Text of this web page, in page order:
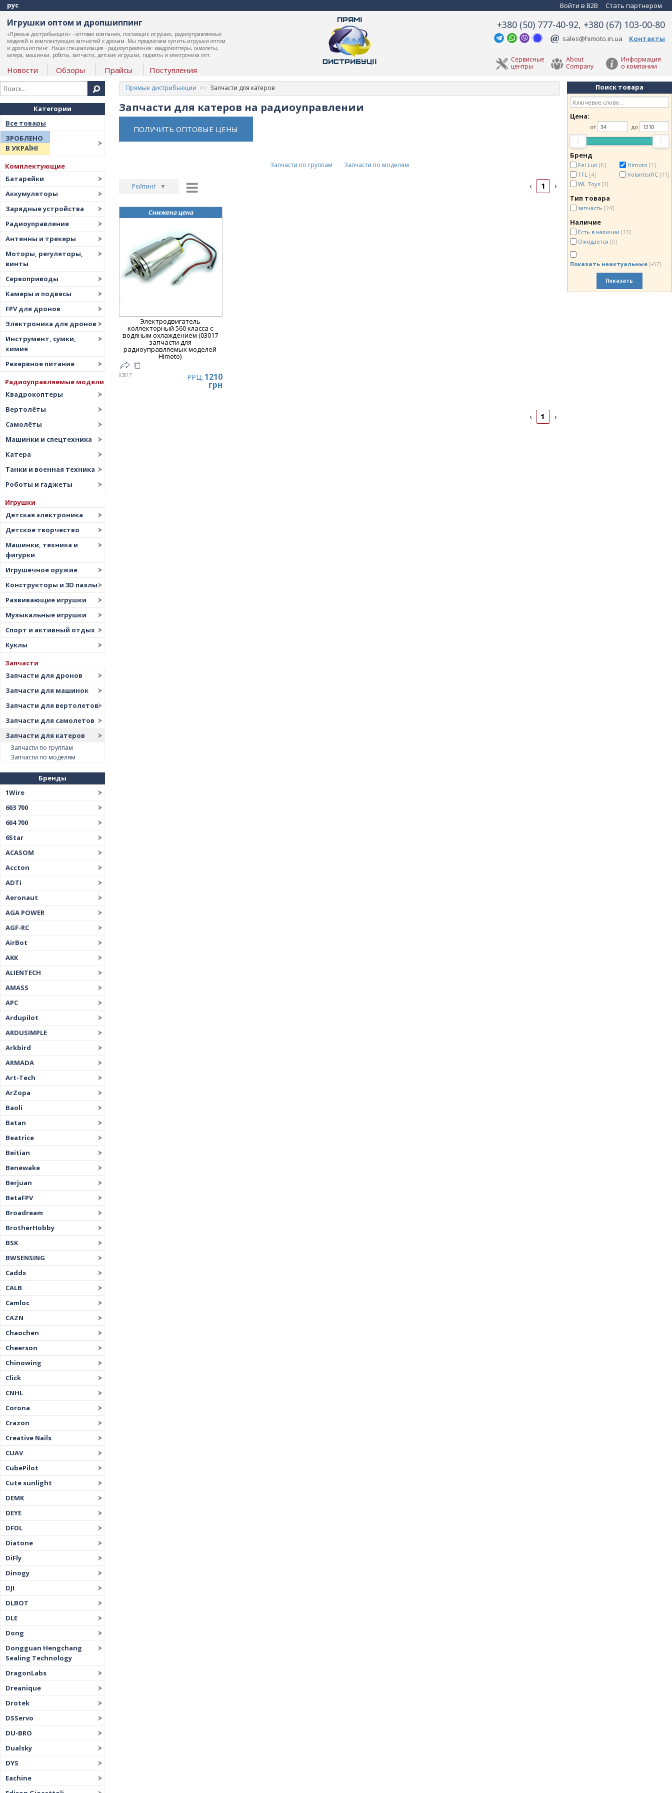
рус Войти в B2B Стать партнером
Игрушки оптом и дропшиппинг
«Прямые дистрибьюции» - оптовая компания, поставщик игрушек, радиоуправляемых
моделей и комплектующих запчастей к дронам. Мы предлагаем купить игрушки оптом
и дропшиппинг. Наша специализация - радиоуправление: квадрокоптеры, самолеты,
катера, машинки, роботы, запчасти, детские игрушки, гаджеты и электроника опт.
Новости Обзоры Прайсы Поступления
+380 (50) 777-40-92, +380 (67) 103-00-80
sales@himoto.in.ua Контакты
Информация
о компании
About
Company
Сервисные
центры
Категории
Все товары
ЗРОБЛЕНО
В УКРАЇНІ
Комплектующие
Батарейки
Аккумуляторы
Зарядные устройства
Радиоуправление
Антенны и трекеры
Моторы, регуляторы,
винты
Сервоприводы
Камеры и подвесы
FPV для дронов
Электроника для дронов
Инструмент, сумки,
химия
Резервное питание
Радиоуправляемые модели
Квадрокоптеры
Вертолёты
Самолёты
Машинки и спецтехника
Катера
Танки и военная техника
Роботы и гаджеты
Игрушки
Детская электроника
Детское творчество
Машинки, техника и
фигурки
Игрушечное оружие
Конструкторы и 3D пазлы
Развивающие игрушки
Музыкальные игрушки
Спорт и активный отдых
Куклы
Запчасти
Запчасти для дронов
Запчасти для машинок
Запчасти для вертолетов
Запчасти для самолетов
Запчасти для катеров
Запчасти по группам
Запчасти по моделям
Бренды
1Wire
603 700
604 700
6Star
ACASOM
Accton
ADTi
Aeronaut
AGA POWER
AGF-RC
AirBot
AKK
ALIENTECH
AMASS
APC
Ardupilot
ARDUSIMPLE
Arkbird
ARMADA
Art-Tech
ArZopa
Baoli
Batan
Beatrice
Beitian
Benewake
Berjuan
BetaFPV
Broadream
BrotherHobby
BSK
BWSENSING
Caddx
CALB
Camloc
CAZN
Chaochen
Cheerson
Chinowing
Click
CNHL
Corona
Crazon
Creative Nails
CUAV
CubePilot
Cute sunlight
DEMK
DEYE
DFDL
Diatone
DiFly
Dinogy
DJI
DLBOT
DLE
Dong
Dongguan Hengchang
Sealing Technology
DragonLabs
Dreanique
Drotek
DSServo
DU-BRO
Dualsky
DYS
Eachine
Прямые дистрибьюции Запчасти для катеров
Запчасти для катеров на радиоуправлении
ПОЛУЧИТЬ ОПТОВЫЕ ЦЕНЫ
Запчасти по группам Запчасти по моделям
Рейтинг ▼
Дата ▲
Цена ▲
Цена ▼
‹ 1 ›
Снижена цена
Электродвигатель
коллекторный 560 класса с
водяным охлаждением (03017
запчасти для
радиоуправляемых моделей
Himoto)
03017 РРЦ: 1210
грн
‹ 1 ›
Поиск товара
Цена:
от до
Бренд
Fei Lun [6] Himoto [1]
TFL [4] VolantexRC [11]
WL Toys [2]
Тип товара
запчасть [24]
Наличие
Есть в наличии [13]
Ожидается [0]
Показать неактуальные [+57]
Показать